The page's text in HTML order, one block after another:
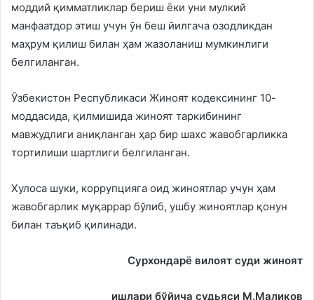
моддий қимматликлар бериш ёки уни мулкий
манфаатдор этиш учун ўн беш йилгача озодликдан
маҳрум қилиш билан ҳам жазоланиш мумкинлиги
белгиланган.
Ўзбекистон Республикаси Жиноят кодексининг 10-
моддасида, қилмишида жиноят таркибининг
мавжудлиги аниқланган ҳар бир шахс жавобгарликка
тортилиши шартлиги белгиланган.
Хулоса шуки, коррупцияга оид жиноятлар учун ҳам
жавобгарлик муқаррар бўлиб, ушбу жиноятлар қонун
билан таъқиб қилинади.
Сурхондарё вилоят суди жиноят
ишлари бўйича судьяси М.Маликов